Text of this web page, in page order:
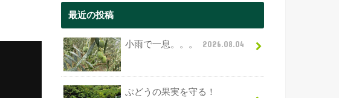
最近の投稿
小雨で一息。。。 2026.08.04
ぶどうの果実を守る！